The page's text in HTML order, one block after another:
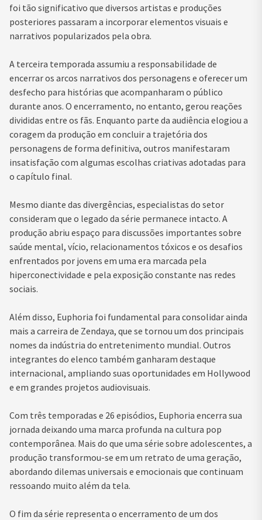
foi tão significativo que diversos artistas e produções
posteriores passaram a incorporar elementos visuais e
narrativos popularizados pela obra.
A terceira temporada assumiu a responsabilidade de
encerrar os arcos narrativos dos personagens e oferecer um
desfecho para histórias que acompanharam o público
durante anos. O encerramento, no entanto, gerou reações
divididas entre os fãs. Enquanto parte da audiência elogiou a
coragem da produção em concluir a trajetória dos
personagens de forma definitiva, outros manifestaram
insatisfação com algumas escolhas criativas adotadas para
o capítulo final.
Mesmo diante das divergências, especialistas do setor
consideram que o legado da série permanece intacto. A
produção abriu espaço para discussões importantes sobre
saúde mental, vício, relacionamentos tóxicos e os desafios
enfrentados por jovens em uma era marcada pela
hiperconectividade e pela exposição constante nas redes
sociais.
Além disso, Euphoria foi fundamental para consolidar ainda
mais a carreira de Zendaya, que se tornou um dos principais
nomes da indústria do entretenimento mundial. Outros
integrantes do elenco também ganharam destaque
internacional, ampliando suas oportunidades em Hollywood
e em grandes projetos audiovisuais.
Com três temporadas e 26 episódios, Euphoria encerra sua
jornada deixando uma marca profunda na cultura pop
contemporânea. Mais do que uma série sobre adolescentes, a
produção transformou-se em um retrato de uma geração,
abordando dilemas universais e emocionais que continuam
ressoando muito além da tela.
O fim da série representa o encerramento de um dos